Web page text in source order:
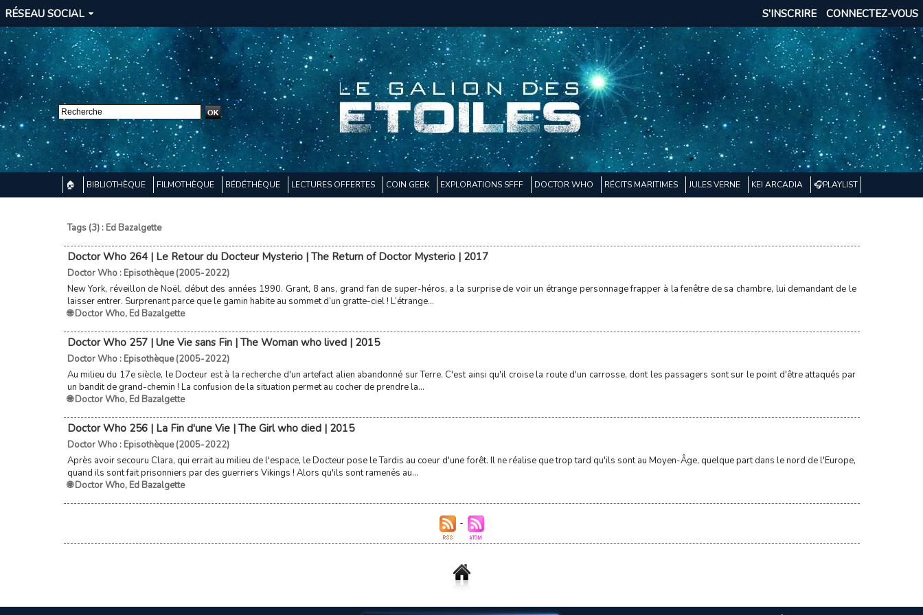
RÉSEAU SOCIAL CONNECTEZ-VOUS
S'INSCRIRE
🏠 BIBLIOTHÈQUE FILMOTHÈQUE BÉDÉTHÈQUE LECTURES OFFERTES COIN GEEK EXPLORATIONS SFFF DOCTOR WHO RÉCITS MARITIMES JULES VERNE KEI ARCADIA 🎧PLAYLIST
Tags (3) : Ed Bazalgette
Doctor Who 264 | Le Retour du Docteur Mysterio | The Return of Doctor Mysterio | 2017
Doctor Who : Episothèque (2005-2022)
New York, réveillon de Noël, début des années 1990. Grant, 8 ans, grand fan de super-héros, a la surprise de voir un étrange personnage frapper à la fenêtre de sa chambre, lui demandant de le
laisser entrer. Surprenant parce que le gamin habite au sommet d’un gratte-ciel ! L’étrange...
🌐 Doctor Who, Ed Bazalgette
Doctor Who 257 | Une Vie sans Fin | The Woman who lived | 2015
Doctor Who : Episothèque (2005-2022)
Au milieu du 17e siècle, le Docteur est à la recherche d'un artefact alien abandonné sur Terre. C'est ainsi qu'il croise la route d'un carrosse, dont les passagers sont sur le point d'être attaqués par
un bandit de grand-chemin ! La confusion de la situation permet au cocher de prendre la...
🌐 Doctor Who, Ed Bazalgette
Doctor Who 256 | La Fin d'une Vie | The Girl who died | 2015
Doctor Who : Episothèque (2005-2022)
Après avoir secouru Clara, qui errait au milieu de l'espace, le Docteur pose le Tardis au coeur d'une forêt. Il ne réalise que trop tard qu'ils sont au Moyen-Âge, quelque part dans le nord de l'Europe,
quand ils sont fait prisonniers par des guerriers Vikings ! Alors qu'ils sont ramenés au...
🌐 Doctor Who, Ed Bazalgette